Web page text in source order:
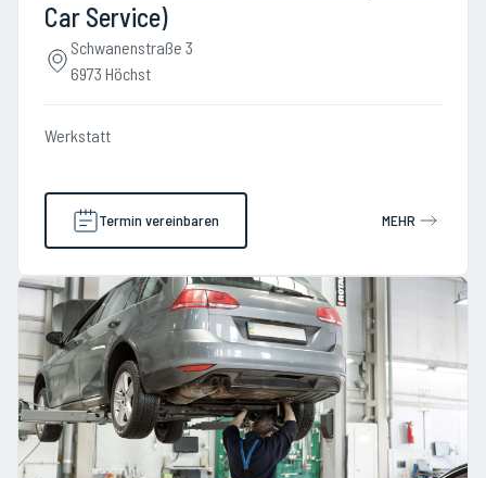
Car Service)
Schwanenstraße 3
6973 Höchst
Werkstatt
Termin vereinbaren MEHR